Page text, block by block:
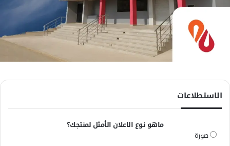
الاستطلاعات
ماهو نوع الاعلان الأمثل لمنتجك؟
صورة